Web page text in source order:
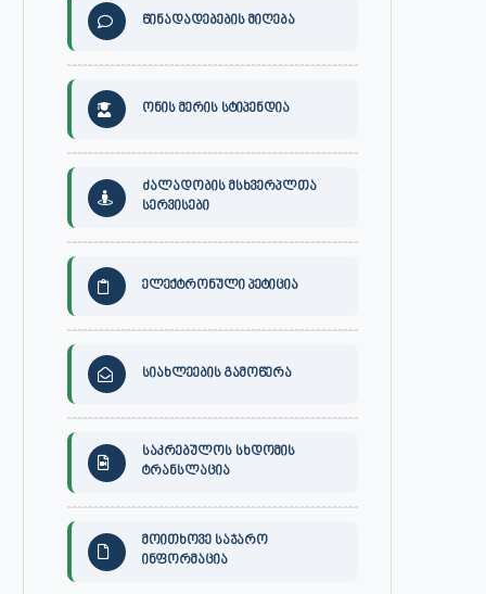
წინადადებების მიღება
ონის მერის სტიპენდია
ძალადობის მსხვერპლთა
სერვისები
ელექტრონული პეტიცია
სიახლეების გამოწერა
საკრებულოს სხდომის
ტრანსლაცია
მოითხოვე საჯარო
ინფორმაცია